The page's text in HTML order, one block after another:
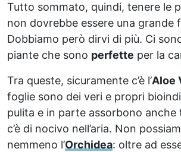
Tutto sommato, quindi, tenere le
non dovrebbe essere una grande
Dobbiamo però dirvi di più. Ci
piante che sono perfette per la
Tra queste, sicuramente c’è l’Aloe
foglie sono dei veri e propri
pulita e in parte assorbono
c’è di nocivo nell’aria. Non
nemmeno l’Orchidea: oltre ad